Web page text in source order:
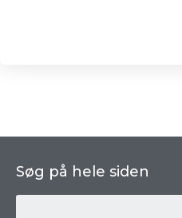
Søg på hele siden